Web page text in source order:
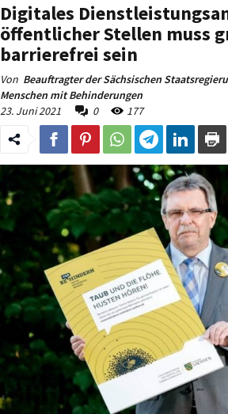
Digitales
öffentlicher Stellen muss
barrierefrei sein
Von Beauftragter der Sächsischen
Menschen mit Behinderungen
23. Juni 2021
0 177